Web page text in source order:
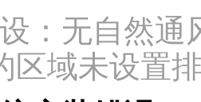
：无自然通
区域未设置